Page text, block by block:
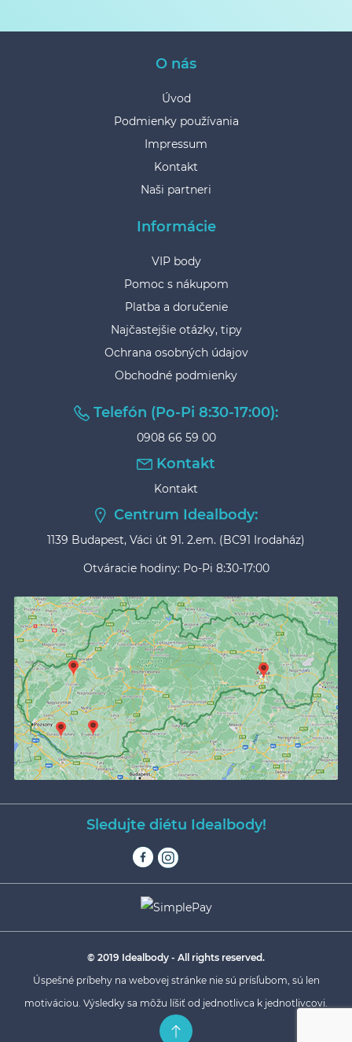
O nás
Úvod
Podmienky používania
Impressum
Kontakt
Naši partneri
Informácie
VIP body
Pomoc s nákupom
Platba a doručenie
Najčastejšie otázky, tipy
Ochrana osobných údajov
Obchodné podmienky
Telefón (Po-Pi 8:30-17:00):
0908 66 59 00
Kontakt
Kontakt
Centrum Idealbody:
1139 Budapest, Váci út 91. 2.em. (BC91 Irodaház)
Otváracie hodiny: Po-Pi 8:30-17:00
Sledujte diétu Idealbody!
© 2019 Idealbody - All rights reserved.
Úspešné príbehy na webovej stránke nie sú prísľubom, sú len
motiváciou. Výsledky sa môžu líšiť od jednotlivca k jednotlivcovi.